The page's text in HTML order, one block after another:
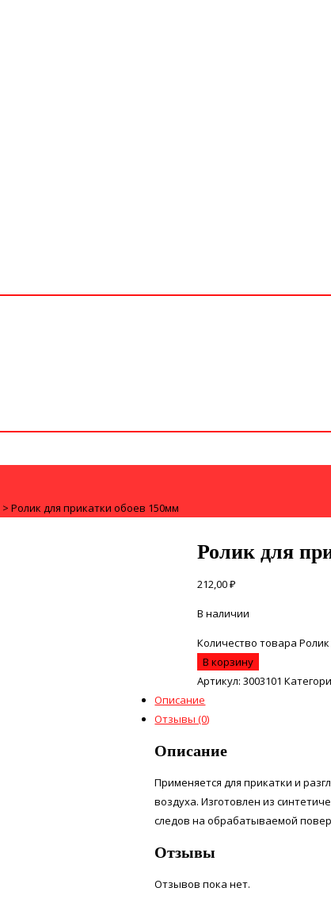
> Ролик для прикатки обоев 150мм
Ролик для
212,00₽
В наличии
Количество товара
В корзину
Артикул: 3003101
Описание
Отзывы (0)
Описание
Применяется для прикатки и
воздуха. Изготовлен из
следов на обрабатываемой
Отзывы
Отзывов пока нет.